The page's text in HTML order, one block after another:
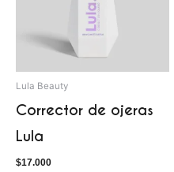
Lula Beauty
Corrector de ojeras
Lula
$17.000